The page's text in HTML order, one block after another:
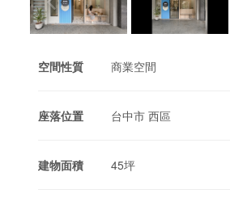
空間性質 商業空間
座落位置 台中市 西區
建物面積 45坪